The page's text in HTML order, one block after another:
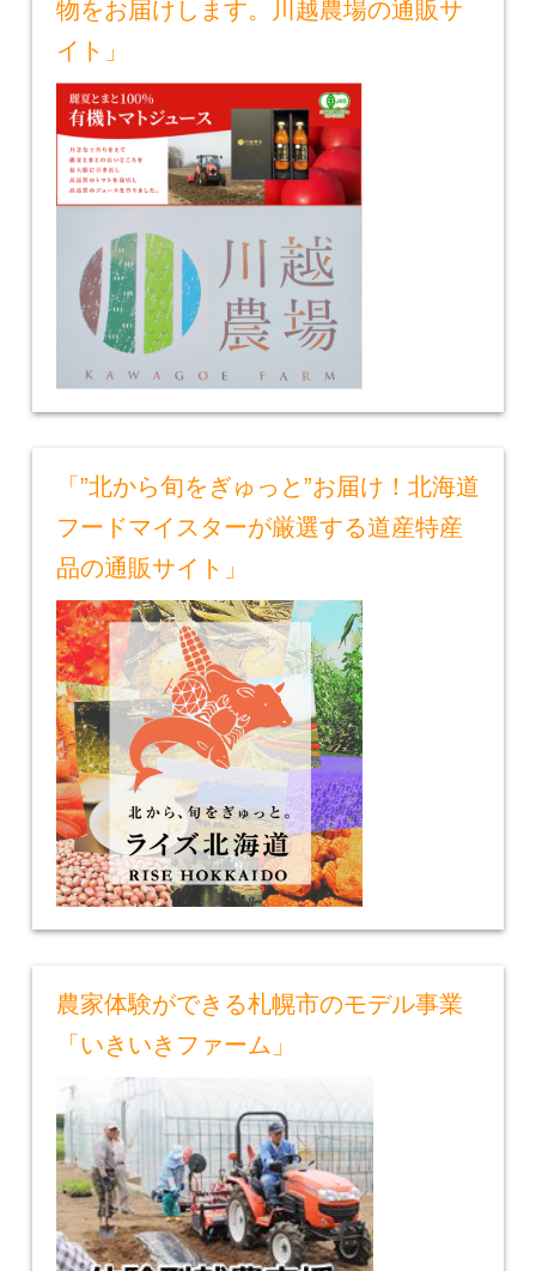
物をお届けします。川越農場の通販サ
イト」
「”北から旬をぎゅっと”お届け！北海道
フードマイスターが厳選する道産特産
品の通販サイト」
農家体験ができる札幌市のモデル事業
「いきいきファーム」